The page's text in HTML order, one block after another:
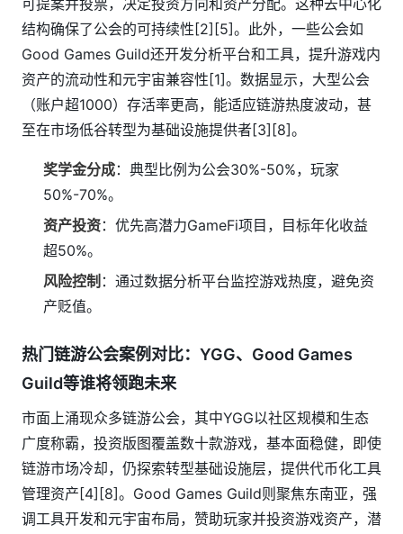
可提案并投票，决定投资方向和资产分配。这种去中心化
结构确保了公会的可持续性[2][5]。此外，一些公会如
Good Games Guild还开发分析平台和工具，提升游戏内
资产的流动性和元宇宙兼容性[1]。数据显示，大型公会
（账户超1000）存活率更高，能适应链游热度波动，甚
至在市场低谷转型为基础设施提供者[3][8]。
奖学金分成：典型比例为公会30%-50%，玩家
50%-70%。
资产投资：优先高潜力GameFi项目，目标年化收益
超50%。
风险控制 ：通过数据分析平台监控游戏热度，避免资
产贬值。
热门链游公会案例对比：YGG、Good Games
Guild等谁将领跑未来
市面上涌现众多链游公会，其中YGG以社区规模和生态
广度称霸，投资版图覆盖数十款游戏，基本面稳健，即使
链游市场冷却，仍探索转型基础设施层，提供代币化工具
管理资产[4][8]。Good Games Guild则聚焦东南亚，强
调工具开发和元宇宙布局，赞助玩家并投资游戏资产，潜